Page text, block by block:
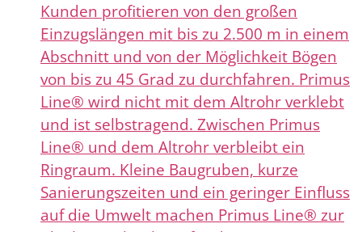
Kunden profitieren von den großen
Einzugslängen mit bis zu 2.500 m in einem
Abschnitt und von der Möglichkeit Bögen
von bis zu 45 Grad zu durchfahren. Primus
Line® wird nicht mit dem Altrohr verklebt
und ist selbstragend. Zwischen Primus
Line® und dem Altrohr verbleibt ein
Ringraum. Kleine Baugruben, kurze
Sanierungszeiten und ein geringer Einfluss
auf die Umwelt machen Primus Line® zur